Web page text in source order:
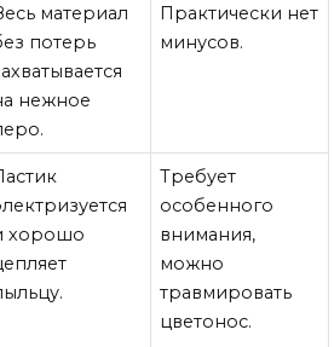
материал
потерь
нежное
Практически нет
минусов.
хорошо
Требует
особенного
внимания,
можно
травмировать
цветонос.